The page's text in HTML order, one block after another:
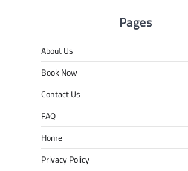
Pages
About Us
Book Now
Contact Us
FAQ
Home
Privacy Policy